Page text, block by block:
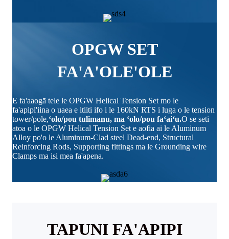
OPGW SET
FA'A'OLE'OLE
E fa'aaogā tele le OPGW Helical Tension Set mo le
fa'apipi'iina o uaea e itiiti ifo i le 160kN RTS i luga o le tension
tower/pole,ʻolo/pou tulimanu, ma ʻolo/pou faʻaiʻu.O se seti
atoa o le OPGW Helical Tension Set e aofia ai le Aluminum
Alloy po'o le Aluminum-Clad steel Dead-end, Structural
Reinforcing Rods, Supporting fittings ma le Grounding wire
Clamps ma isi mea fa'apena.
TAPUNI FA'APIPI